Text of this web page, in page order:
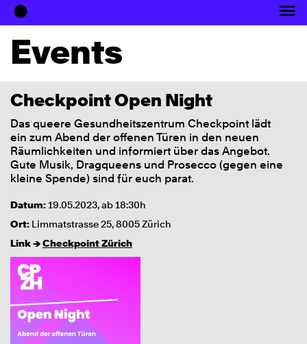
●
Office
Medien News
Events
Checkpoint Open Night
Das queere Gesundheitszentrum Checkpoint lädt
ein zum Abend der offenen Türen in den neuen
Räumlichkeiten und informiert über das Angebot.
Gute Musik, Dragqueens und Prosecco (gegen eine
kleine Spende) sind für euch parat.
Datum: 19.05.2023, ab 18:30h
Ort: Limmatstrasse 25, 8005 Zürich
Link → Checkpoint Zürich